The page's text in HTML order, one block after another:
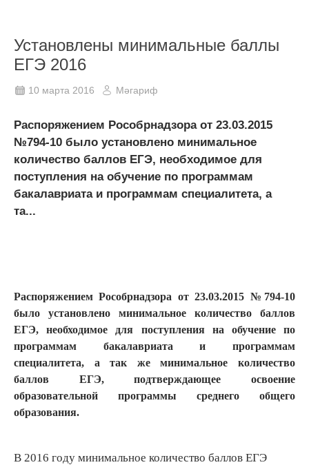
Установлены минимальные баллы
ЕГЭ 2016
10 марта 2016 Мәгариф
Распоряжением Рособрнадзора от 23.03.2015
№794-10 было установлено минимальное
количество баллов ЕГЭ, необходимое для
поступления на обучение по программам
бакалавриата и программам специалитета, а
та...
Распоряжением Рособрнадзора от 23.03.2015 №794-10
было установлено минимальное количество баллов
ЕГЭ, необходимое для поступления на обучение по
программам бакалавриата и программам
специалитета, а так же минимальное количество
баллов ЕГЭ, подтверждающее освоение
образовательной программы среднего общего
образования.
В 2016 году минимальное количество баллов ЕГЭ